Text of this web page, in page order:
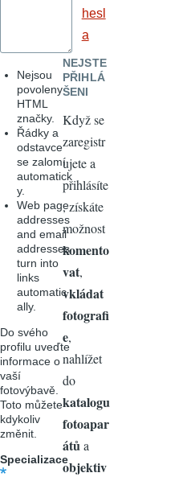
Nejsou
povoleny
HTML
značky.
Řádky a
odstavce
se zalomí
automatick
y.
Web page
addresses
and email
addresses
turn into
links
automatic
ally.
Do svého
profilu uveďte
informace o
vaší
fotovýbavě.
Toto můžete
kdykoliv
změnit.
Specializace
hesl
a
NEJSTE
PŘIHLÁ
ŠENI
Když se
zaregistr
ujete a
přihlásíte
, získáte
možnost
komento
vat,
vkládat
fotografi
e,
nahlížet
do
katalogu
fotoapar
átů a
objektiv